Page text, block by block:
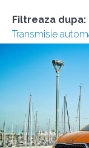
Filtreaza dupa:
Transmisie